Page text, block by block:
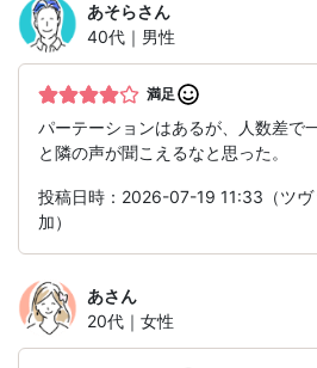
あそらさん
40代｜男性
満足
パーテーションはあるが、人数差で
と隣の声が聞こえるなと思った。
投稿日時：2026-07-19 11:33（ツヴ
加）
あさん
20代｜女性